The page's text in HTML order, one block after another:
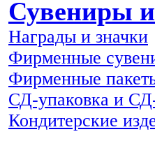
Сувениры
Награды и значки
Фирменные
Фирменные
СД-упаковка и
Кондитерские